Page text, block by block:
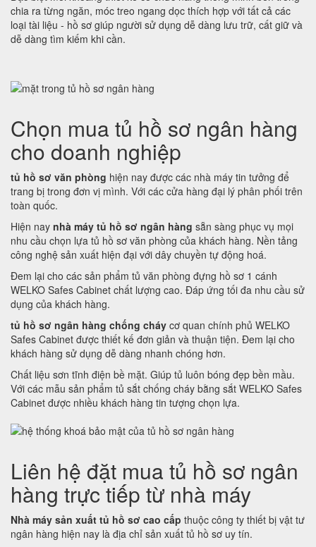
chia ra từng ngăn, móc treo ngang dọc thích hợp với tất cả các
loại tài liệu - hồ sơ giúp người sử dụng dễ dàng lưu trữ, cất giữ và
dễ dàng tìm kiếm khi cần.
Chọn mua tủ hồ sơ ngân hàng
cho doanh nghiệp
tủ hồ sơ văn phòng hiện nay được các nhà máy tin tưởng để
trang bị trong đơn vị mình. Với các cửa hàng đại lý phân phối trên
toàn quốc.
Hiện nay nhà máy tủ hồ sơ ngân hàng sẵn sàng phục vụ mọi
nhu cầu chọn lựa tủ hồ sơ văn phòng của khách hàng. Nền tảng
công nghệ sản xuất hiện đại với dây chuyền tự động hoá.
Đem lại cho các sản phẩm tủ văn phòng đựng hồ sơ 1 cánh
WELKO Safes Cabinet chất lượng cao. Đáp ứng tối đa nhu cầu sử
dụng của khách hàng.
tủ hồ sơ ngân hàng chống cháy cơ quan chính phủ WELKO
Safes Cabinet được thiết kế đơn giản và thuận tiện. Đem lại cho
khách hàng sử dụng dễ dàng nhanh chóng hơn.
Chất liệu sơn tĩnh điện bề mặt. Giúp tủ luôn bóng đẹp bền mầu.
Với các mẫu sản phẩm tủ sắt chống cháy bằng sắt WELKO Safes
Cabinet được nhiều khách hàng tin tượng chọn lựa.
Liên hệ đặt mua tủ hồ sơ ngân
hàng trực tiếp từ nhà máy
Nhà máy sản xuất tủ hồ sơ cao cấp thuộc công ty thiết bị vật tư
ngân hàng hiện nay là địa chỉ sản xuất tủ hồ sơ uy tín.